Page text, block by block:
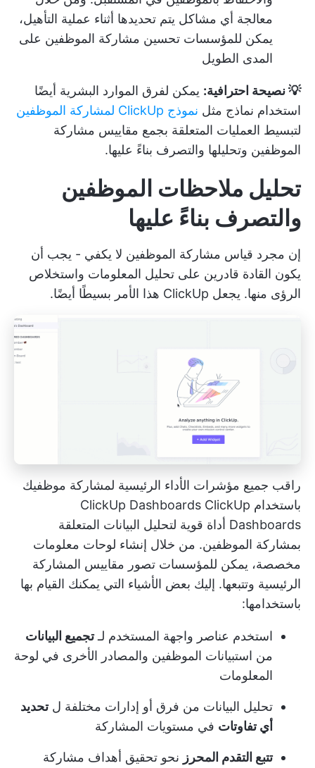
معالجة أي مشاكل يتم تحديدها أثناء عملية التأهيل،
يمكن للمؤسسات تحسين مشاركة الموظفين على
المدى الطويل
💡 نصيحة احترافية: يمكن لفرق الموارد البشرية أيضًا
استخدام نماذج مثل نموذج ClickUp لمشاركة الموظفين
لتبسيط العمليات المتعلقة بجمع مقاييس مشاركة
الموظفين وتحليلها والتصرف بناءً عليها.
تحليل ملاحظات الموظفين
والتصرف بناءً عليها
إن مجرد قياس مشاركة الموظفين لا يكفي - يجب أن
يكون القادة قادرين على تحليل المعلومات واستخلاص
الرؤى منها. يجعل ClickUp هذا الأمر بسيطًا أيضًا.
راقب جميع مؤشرات الأداء الرئيسية لمشاركة موظفيك
باستخدام ClickUp Dashboards ClickUp
Dashboards أداة قوية لتحليل البيانات المتعلقة
بمشاركة الموظفين. من خلال إنشاء لوحات معلومات
مخصصة، يمكن للمؤسسات تصور مقاييس المشاركة
الرئيسية وتتبعها. إليك بعض الأشياء التي يمكنك القيام بها
باستخدامها:
استخدم عناصر واجهة المستخدم لـتجميع البيانات
من استبيانات الموظفين والمصادر الأخرى في لوحة
المعلومات
تحليل البيانات من فرق أو إدارات مختلفة لتحديد
أي تفاوتات في مستويات المشاركة
تتبع التقدم المحرز نحو تحقيق أهداف مشاركة